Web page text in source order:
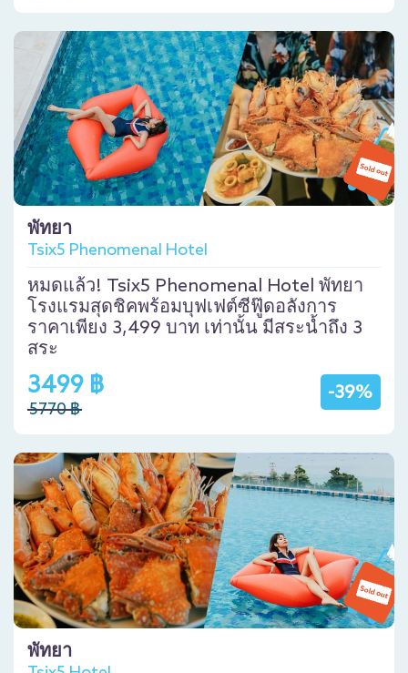
พัทยา
Tsix5 Phenomenal Hotel
หมดแล้ว! Tsix5 Phenomenal Hotel พัทยา
โรงแรมสุดชิคพร้อมบุฟเฟต์ซีฟู๊ดอลังการ
ราคาเพียง 3,499 บาท เท่านั้น มีสระน้ำถึง 3
สระ
-39%
3499 ฿
5770 ฿
พัทยา